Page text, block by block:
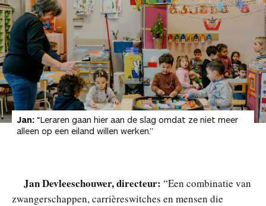
Jan: “Leraren gaan hier aan de slag omdat ze niet meer
alleen op een eiland willen werken.”
Jan Devleeschouwer, directeur: “Een combinatie van
zwangerschappen, carrièreswitches en mensen die